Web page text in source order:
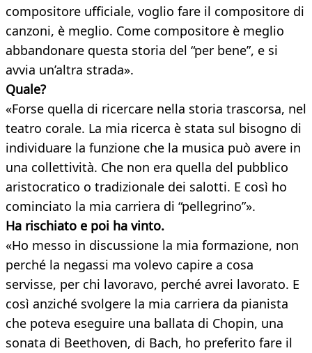
compositore ufficiale, voglio fare il compositore di
canzoni, è meglio. Come compositore è meglio
abbandonare questa storia del “per bene”, e si
avvia un’altra strada».
Quale?
«Forse quella di ricercare nella storia trascorsa, nel
teatro corale. La mia ricerca è stata sul bisogno di
individuare la funzione che la musica può avere in
una collettività. Che non era quella del pubblico
aristocratico o tradizionale dei salotti. E così ho
cominciato la mia carriera di “pellegrino”».
Ha rischiato e poi ha vinto.
«Ho messo in discussione la mia formazione, non
perché la negassi ma volevo capire a cosa
servisse, per chi lavoravo, perché avrei lavorato. E
così anziché svolgere la mia carriera da pianista
che poteva eseguire una ballata di Chopin, una
sonata di Beethoven, di Bach, ho preferito fare il